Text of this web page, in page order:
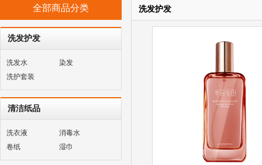
全部商品分类
洗发护发
洗发水
染发
洗护套装
清洁纸品
洗衣液
消毒水
卷纸
湿巾
洗发护发